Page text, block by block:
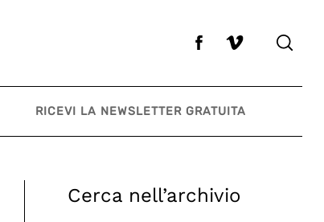
RICEVI LA NEWSLETTER GRATUITA
Cerca nell’archivio